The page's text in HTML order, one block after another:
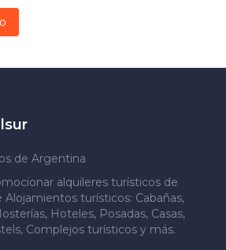
de Argentina
alquileres turísticos de
turísticos: Cabañas,
Hoteles, Posadas, Casas,
Complejos turísticos y más.